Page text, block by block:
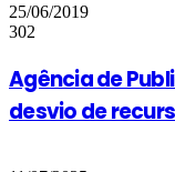
25/06/2019
302
Agência de
desvio de